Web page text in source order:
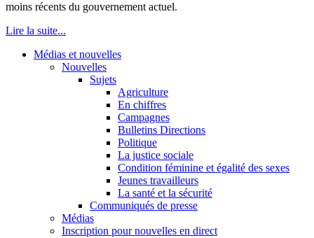
moins récents du gouvernement actuel.
Lire la suite...
Médias et nouvelles
Nouvelles
Sujets
Agriculture
En chiffres
Campagnes
Bulletins Directions
Politique
La justice sociale
Condition féminine et égalité des sexes
Jeunes travailleurs
La santé et la sécurité
Communiqués de presse
Médias
Inscription pour nouvelles en direct